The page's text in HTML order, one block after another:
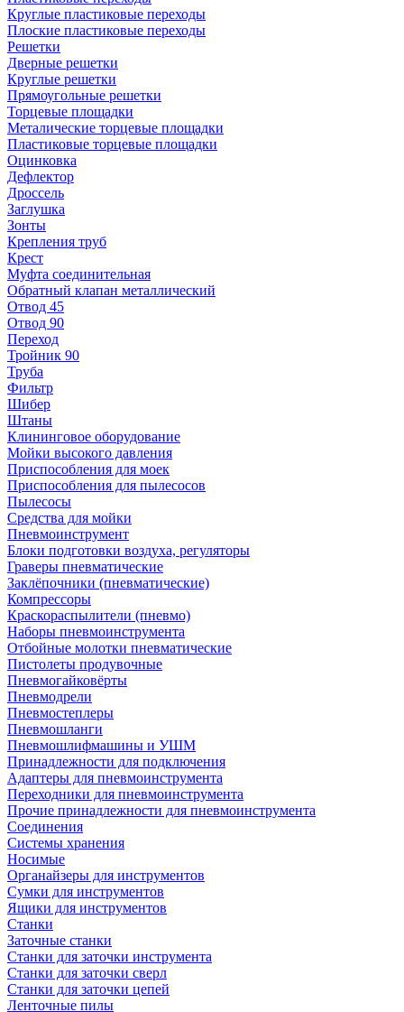
Круглые пластиковые переходы
Плоские пластиковые переходы
Решетки
Дверные решетки
Круглые решетки
Прямоугольные решетки
Торцевые площадки
Металические торцевые площадки
Пластиковые торцевые площадки
Оцинковка
Дефлектор
Дроссель
Заглушка
Зонты
Крепления труб
Крест
Муфта соединительная
Обратный клапан металлический
Отвод 45
Отвод 90
Переход
Тройник 90
Труба
Фильтр
Шибер
Штаны
Клининговое оборудование
Мойки высокого давления
Приспособления для моек
Приспособления для пылесосов
Пылесосы
Средства для мойки
Пневмоинструмент
Блоки подготовки воздуха, регуляторы
Граверы пневматические
Заклёпочники (пневматические)
Компрессоры
Краскораспылители (пневмо)
Наборы пневмоинструмента
Отбойные молотки пневматические
Пистолеты продувочные
Пневмогайковёрты
Пневмодрели
Пневмостеплеры
Пневмошланги
Пневмошлифмашины и УШМ
Принадлежности для подключения
Адаптеры для пневмоинструмента
Переходники для пневмоинструмента
Прочие принадлежности для пневмоинструмента
Соединения
Системы хранения
Носимые
Органайзеры для инструментов
Сумки для инструментов
Ящики для инструментов
Станки
Заточные станки
Станки для заточки инструмента
Станки для заточки сверл
Станки для заточки цепей
Ленточные пилы